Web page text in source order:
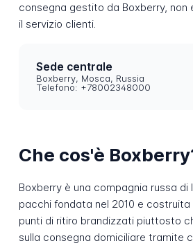
consegna gestito da Boxberry,
il servizio clienti.
Sede centrale
Boxberry, Mosca, Russia
Telefono: +78002348000
Che cos'è
Boxberry è una compagnia russa
pacchi fondata nel 2010 e
punti di ritiro brandizzati piuttosto
sulla consegna domiciliare tramite